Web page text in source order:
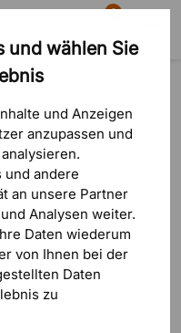
und wählen Sie
und Anzeigen
anzupassen und
und andere
an unsere Partner
Analysen weiter.
Daten wiederum
von Ihnen bei der
Daten
zu
Suche
0
Warenkorb